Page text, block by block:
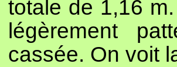
totale de 1,16
légèrement
cassée. On voit